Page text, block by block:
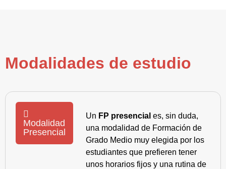
Modalidades de estudio
Modalidad
Presencial
Un FP presencial es, sin duda,
una modalidad de Formación de
Grado Medio muy elegida por los
estudiantes que prefieren tener
unos horarios fijos y una rutina de